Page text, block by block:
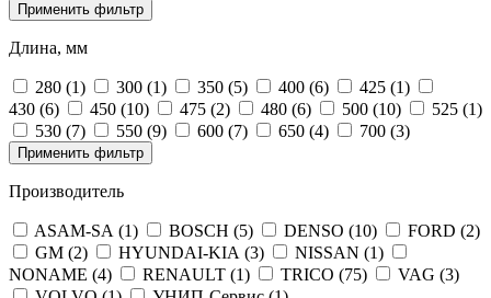
Применить фильтр
Длина, мм
280 (1) 300 (1) 350 (5) 400 (6) 425 (1)
430 (6) 450 (10) 475 (2) 480 (6) 500 (10) 525 (1)
530 (7) 550 (9) 600 (7) 650 (4) 700 (3)
Применить фильтр
Производитель
ASAM-SA (1) BOSCH (5) DENSO (10) FORD (2)
GM (2) HYUNDAI-KIA (3) NISSAN (1)
NONAME (4) RENAULT (1) TRICO (75) VAG (3)